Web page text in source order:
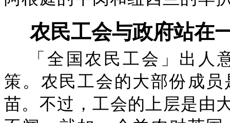
农民工会与政府站在
「全国农民工会」出人
策。农民工会的大部份成
苗。不过，工会的上层是由